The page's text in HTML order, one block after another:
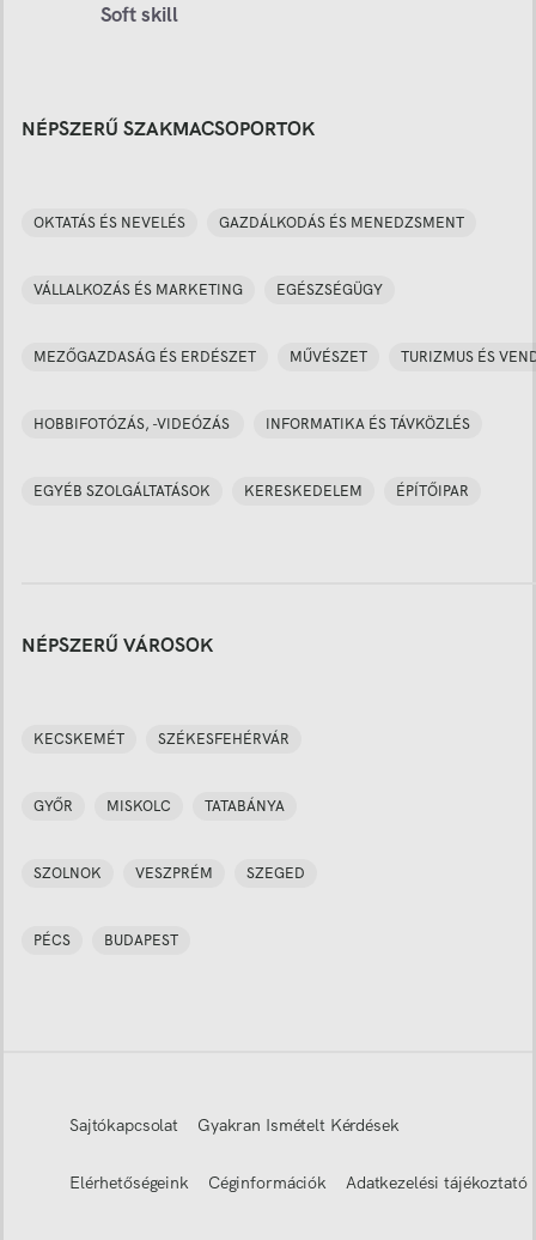
Soft skill
NÉPSZERŰ SZAKMACSOPORTOK
OKTATÁS ÉS NEVELÉS GAZDÁLKODÁS ÉS MENEDZSMENT
VÁLLALKOZÁS ÉS MARKETING EGÉSZSÉGÜGY
MEZŐGAZDASÁG ÉS ERDÉSZET MŰVÉSZET TURIZMUS ÉS
HOBBIFOTÓZÁS, -VIDEÓZÁS INFORMATIKA ÉS TÁVKÖZLÉS
EGYÉB SZOLGÁLTATÁSOK KERESKEDELEM ÉPÍTŐIPAR
NÉPSZERŰ VÁROSOK
KECSKEMÉT SZÉKESFEHÉRVÁR
GYŐR MISKOLC TATABÁNYA
SZOLNOK VESZPRÉM SZEGED
PÉCS BUDAPEST
Sajtókapcsolat Gyakran Ismételt Kérdések
Elérhetőségeink Céginformációk Adatkezelési tájékoztató